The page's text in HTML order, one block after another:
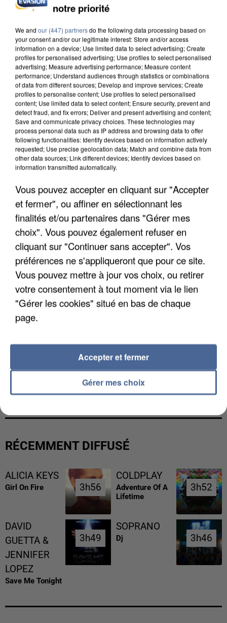
APRÈS TOUTES CES CANICULES, LES REFUGES
DE FAUNE SAUVAGE SONT...
L’UN DES FONDATEURS SUPPOSÉS DE LA DZ
MAFIA INTERPELLÉ EN ALGÉRIE
RÉCEMMENT DIFFUSÉ
ALICIA KEYS
Girl On Fire 3h56
3h56
COLDPLAY
Adventure Of A
Lifetime
3h52
3h52
DAVID
GUETTA &
JENNIFER
LOPEZ
Save Me Tonight
3h49
3h49
SOPRANO
Dj 3h46
3h46
notre priorité
We and our (447) partnersdo the following data processing based on
your consent and/or our legitimate interest: Store and/or access
information on a device; Use limited data to select advertising; Create
profiles for personalised advertising; Use profiles to select personalised
advertising; Measure advertising performance; Measure content
performance; Understand audiences through statistics or combinations
of data from different sources; Develop and improve services; Create
profiles to personalise content; Use profiles to select personalised
content; Use limited data to select content; Ensure security, prevent and
detect fraud, and fix errors; Deliver and present advertising and content;
Save and communicate privacy choices. These technologies may
process personal data such as IP address and browsing data to offer
following functionalities: Identify devices based on information actively
requested; Use precise geolocation data; Match and combine data from
other data sources; Link different devices; Identify devices based on
information transmitted automatically.
Vous pouvez accepter en cliquant sur "Accepter
et fermer", ou affiner en sélectionnant les
finalités et/ou partenaires dans "Gérer mes
choix". Vous pouvez également refuser en
cliquant sur "Continuer sans accepter". Vos
préférences ne s'appliqueront que pour ce site.
Vous pouvez mettre à jour vos choix, ou retirer
votre consentement à tout moment via le lien
"Gérer les cookies" situé en bas de chaque
page.
Gérer mes choix
Accepter et fermer